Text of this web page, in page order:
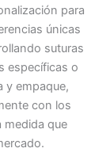
para
únicas
suturas
específicas o
y empaque,
con los
medida que